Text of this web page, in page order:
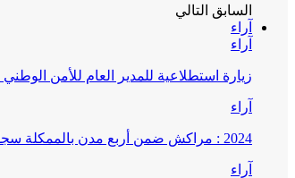
السابق التالي
آراء
آراء
زيارة استطلاعية للمدير العام للأمن
آراء
2024 : مراكش ضمن أربع مدن بالممكلة سجلت مامجموعه 656 قضية تتعلق بغسيل الأموال
آراء